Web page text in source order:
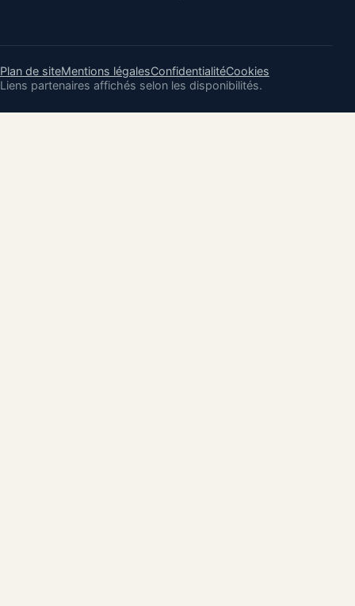
Plan de siteMentions légalesConfidentialitéCookies
Liens partenaires affichés selon les disponibilités.